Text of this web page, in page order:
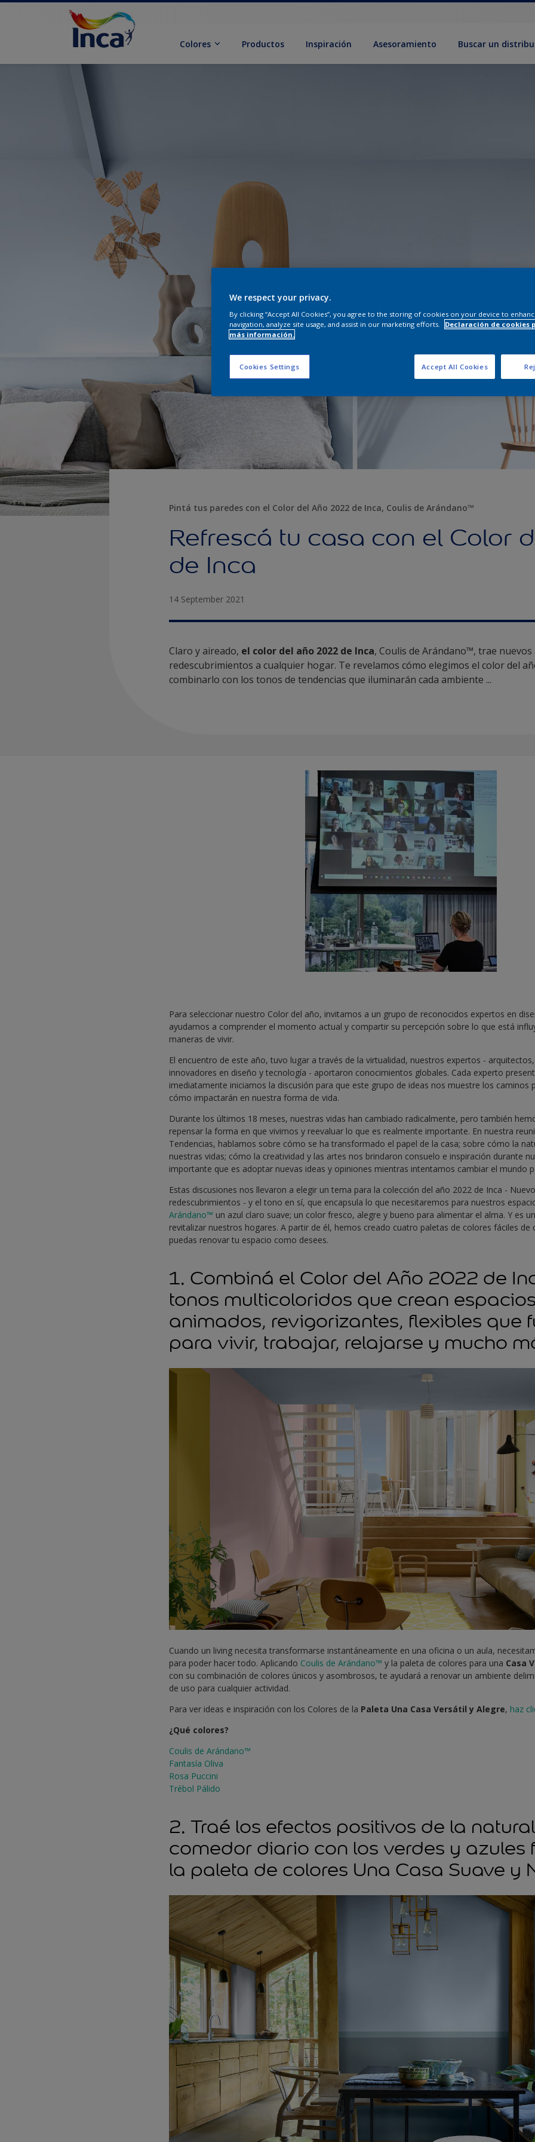
Colores Productos Inspiración Asesoramiento Buscar un
Pintá tus paredes con el Color del Año 2022 de Inca, Coulis de Arándano™
Refrescá tu casa con el Color
de Inca
14 September 2021
Claro y aireado, el color del año 2022 de Inca, Coulis de Arándano™, trae nuevos
redescubrimientos a cualquier hogar. Te revelamos cómo elegimos el color del
combinarlo con los tonos de tendencias que iluminarán cada ambiente ...
Para seleccionar nuestro Color del año, invitamos a un grupo de reconocidos expertos en
ayudarnos a comprender el momento actual y compartir su percepción sobre lo que está
maneras de vivir.
El encuentro de este año, tuvo lugar a través de la virtualidad, nuestros expertos -
innovadores en diseño y tecnología - aportaron conocimientos globales. Cada experto
imediatamente iniciamos la discusión para que este grupo de ideas nos muestre los caminos
cómo impactarán en nuestra forma de vida.
Durante los últimos 18 meses, nuestras vidas han cambiado radicalmente, pero también
repensar la forma en que vivimos y reevaluar lo que es realmente importante. En nuestra
Tendencias, hablamos sobre cómo se ha transformado el papel de la casa; sobre cómo la
nuestras vidas; cómo la creatividad y las artes nos brindaron consuelo e inspiración durante
importante que es adoptar nuevas ideas y opiniones mientras intentamos cambiar el mundo
Estas discusiones nos llevaron a elegir un tema para la colección del año 2022 de Inca -
redescubrimientos - y el tono en sí, que encapsula lo que necesitaremos para nuestros
Arándano™ un azul claro suave; un color fresco, alegre y bueno para alimentar el alma. Y es
revitalizar nuestros hogares. A partir de él, hemos creado cuatro paletas de colores fáciles de
puedas renovar tu espacio como desees.
1. Combiná el Color del Año 2022 de
tonos multicoloridos que crean
animados, revigorizantes, flexibles que
para vivir, trabajar, relajarse y mucho
Cuando un living necesita transformarse instantáneamente en una oficina o un aula,
para poder hacer todo. Aplicando Coulis de Arándano™ y la paleta de colores para una Casa
con su combinación de colores únicos y asombrosos, te ayudará a renovar un ambiente
de uso para cualquier actividad.
Para ver ideas e inspiración con los Colores de la Paleta Una Casa Versátil y Alegre, haz
¿Qué colores?
Coulis de Arándano™
Fantasía Oliva
Rosa Puccini
Trébol Pálido
2. Traé los efectos positivos de la
comedor diario con los verdes y azules
la paleta de colores Una Casa Suave y
We respect your privacy.
By clicking “Accept All Cookies”, you agree to the storing of cookies on your device to
navigation, analyze site usage, and assist in our marketing efforts.
Declaración de cookies
más información.
Cookies Settings Accept All Cookies